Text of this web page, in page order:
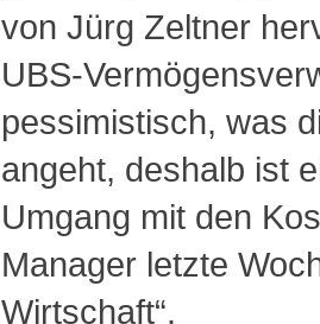
von Jürg Zeltner
UBS-
pessimistisch, was
angeht, deshalb ist
Umgang mit den
Manager letzte
Wirtschaft“.